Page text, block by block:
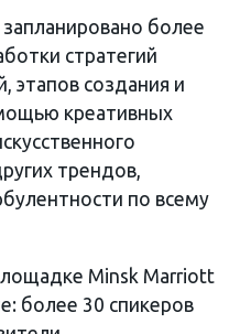
более
стратегий
этапов создания и
креативных
трендов,
по всему
Minsk Marriott
более 30 спикеров